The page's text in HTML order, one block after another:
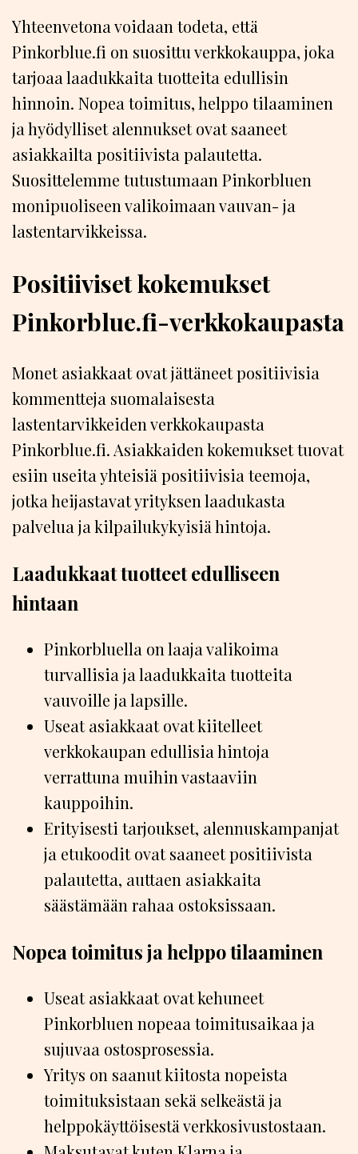
Yhteenvetona voidaan todeta, että
Pinkorblue.fi on suosittu verkkokauppa, joka
tarjoaa laadukkaita tuotteita edullisin
hinnoin. Nopea toimitus, helppo tilaaminen
ja hyödylliset alennukset ovat saaneet
asiakkailta positiivista palautetta.
Suosittelemme tutustumaan Pinkorbluen
monipuoliseen valikoimaan vauvan- ja
lastentarvikkeissa.
Positiiviset kokemukset
Pinkorblue.fi-verkkokaupasta
Monet asiakkaat ovat jättäneet positiivisia
kommentteja suomalaisesta
lastentarvikkeiden verkkokaupasta
Pinkorblue.fi. Asiakkaiden kokemukset tuovat
esiin useita yhteisiä positiivisia teemoja,
jotka heijastavat yrityksen laadukasta
palvelua ja kilpailukykyisiä hintoja.
Laadukkaat tuotteet edulliseen
hintaan
Pinkorbluella on laaja valikoima
turvallisia ja laadukkaita tuotteita
vauvoille ja lapsille.
Useat asiakkaat ovat kiitelleet
verkkokaupan edullisia hintoja
verrattuna muihin vastaaviin
kauppoihin.
Erityisesti tarjoukset, alennuskampanjat
ja etukoodit ovat saaneet positiivista
palautetta, auttaen asiakkaita
säästämään rahaa ostoksissaan.
Nopea toimitus ja helppo tilaaminen
Useat asiakkaat ovat kehuneet
Pinkorbluen nopeaa toimitusaikaa ja
sujuvaa ostosprosessia.
Yritys on saanut kiitosta nopeista
toimituksistaan sekä selkeästä ja
helppokäyttöisestä verkkosivustostaan.